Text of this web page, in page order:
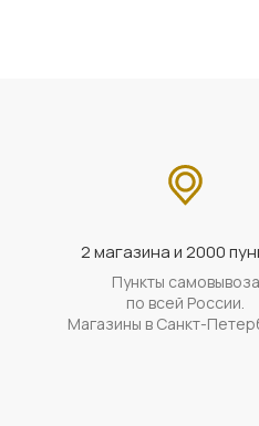
2 магазина и 2000
Пункты самовывоза
по всей России.
Магазины в Санкт-